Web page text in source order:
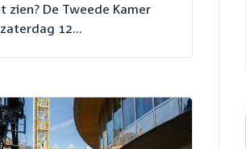
zien? De Tweede Kamer
12...